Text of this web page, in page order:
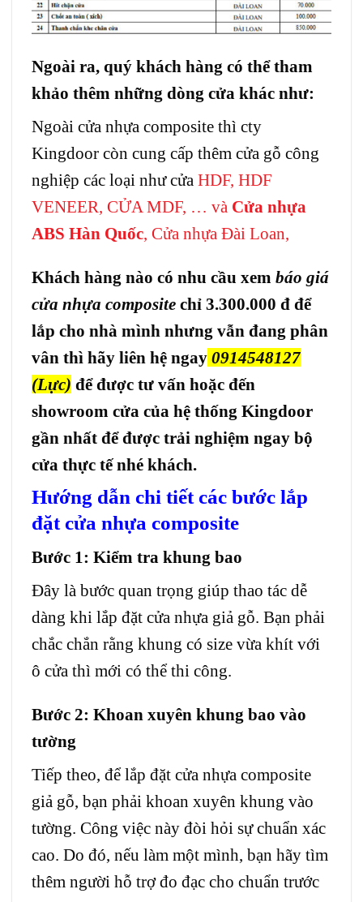
Ngoài ra, quý khách hàng có thể tham
khảo thêm những dòng cửa khác như:
Ngoài cửa nhựa composite thì cty
Kingdoor còn cung cấp thêm cửa gỗ công
nghiệp các loại như cửa HDF, HDF
VENEER, CỬA MDF, … và Cửa nhựa
ABS Hàn Quốc, Cửa nhựa Đài Loan,
Khách hàng nào có nhu cầu xem báo giá
cửa nhựa composite chỉ 3.300.000 đ để
lắp cho nhà mình nhưng vẫn đang phân
vân thì hãy liên hệ ngay 0914548127
(Lực) để được tư vấn hoặc đến
showroom cửa của hệ thống Kingdoor
gần nhất để được trải nghiệm ngay bộ
cửa thực tế nhé khách.
Hướng dẫn chi tiết các bước lắp
đặtcửa nhựa composite
Bước 1: Kiểm tra khung bao
Đây là bước quan trọng giúp thao tác dễ
dàng khi lắp đặt cửa nhựa giả gỗ. Bạn phải
chắc chắn rằng khung có size vừa khít với
ô cửa thì mới có thể thi công.
Bước 2: Khoan xuyên khung bao vào
tường
Tiếp theo, để lắp đặt cửa nhựa composite
giả gỗ, bạn phải khoan xuyên khung vào
tường. Công việc này đòi hỏi sự chuẩn xác
cao. Do đó, nếu làm một mình, bạn hãy tìm
thêm người hỗ trợ đo đạc cho chuẩn trước